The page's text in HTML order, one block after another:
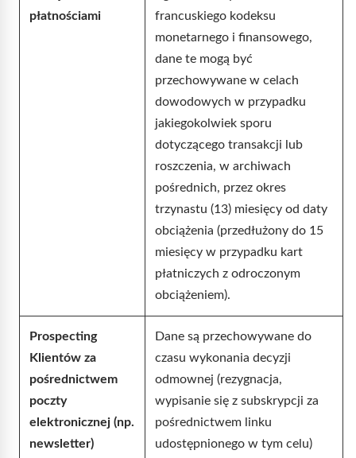
płatnościami
francuskiego kodeksu
monetarnego i finansowego,
dane te mogą być
przechowywane w celach
dowodowych w przypadku
jakiegokolwiek sporu
dotyczącego transakcji lub
roszczenia, w archiwach
pośrednich, przez okres
trzynastu (13) miesięcy od daty
obciążenia (przedłużony do 15
miesięcy w przypadku kart
płatniczych z odroczonym
obciążeniem).
Prospecting
Klientów za
pośrednictwem
poczty
elektronicznej (np.
newsletter)
Dane są przechowywane do
czasu wykonania decyzji
odmownej (rezygnacja,
wypisanie się z subskrypcji za
pośrednictwem linku
udostępnionego w tym celu)